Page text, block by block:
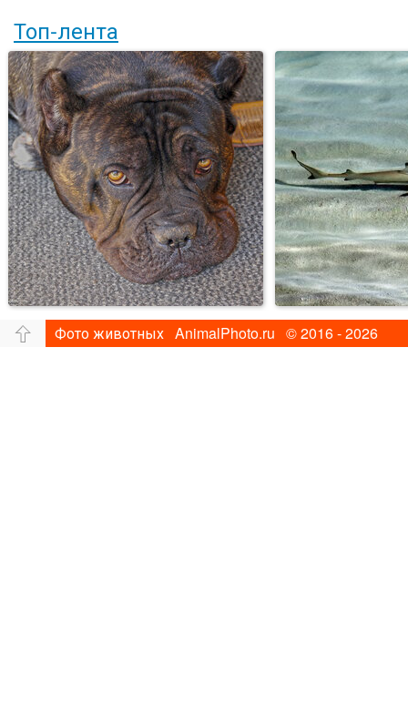
Топ-лента
Фото животных AnimalPhoto.ru © 2016 - 2026